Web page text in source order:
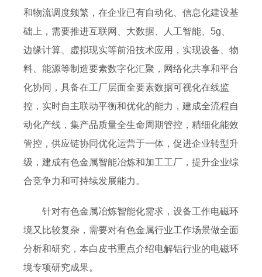
和物流调度频繁，在企业已有自动化、信息化建设基
础上，需要推进互联网、大数据、人工智能、5g、
边缘计算、虚拟现实等前沿技术应用，实现设备、物
料、能源等制造要素数字化汇聚，网络化共享和平台
化协同，具备在工厂层面全要素数据可视化在线监
控，实时自主联动平衡和优化的能力，建成全流程自
动化产线，集产品质量全生命周期管控，精细化能效
管控，供应链协同优化运营于一体，促进企业转型升
级，建成有色金属智能冶炼和加工工厂，提升企业综
合竞争力和可持续发展能力。
针对有色金属冶炼智能化需求，设备工作电磁环
境又比较复杂，需要对有色金属行业工作场景做全面
分析和研究，本白皮书重点介绍电解铝行业的电磁环
境专项研究成果。